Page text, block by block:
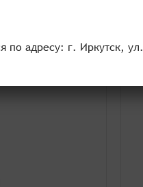
по адресу: г. Иркутск, ул.